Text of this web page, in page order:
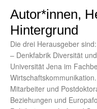
Autor*innen,
Hintergrund
Die drei Herausgeber sind:
– Denkfabrik Diversität
Universität Jena im
Wirtschaftskommunikation.
Mitarbeiter und
Beziehungen und